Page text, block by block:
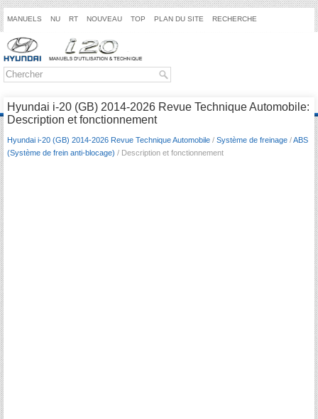
MANUELS NU RT NOUVEAU TOP PLAN DU SITE RECHERCHE
Hyundai i-20 (GB) 2014-2026 Revue Technique Automobile:
Description et fonctionnement
Hyundai i-20 (GB) 2014-2026 Revue Technique Automobile / Système de freinage /ABS
(Système de frein anti-blocage) / Description et fonctionnement